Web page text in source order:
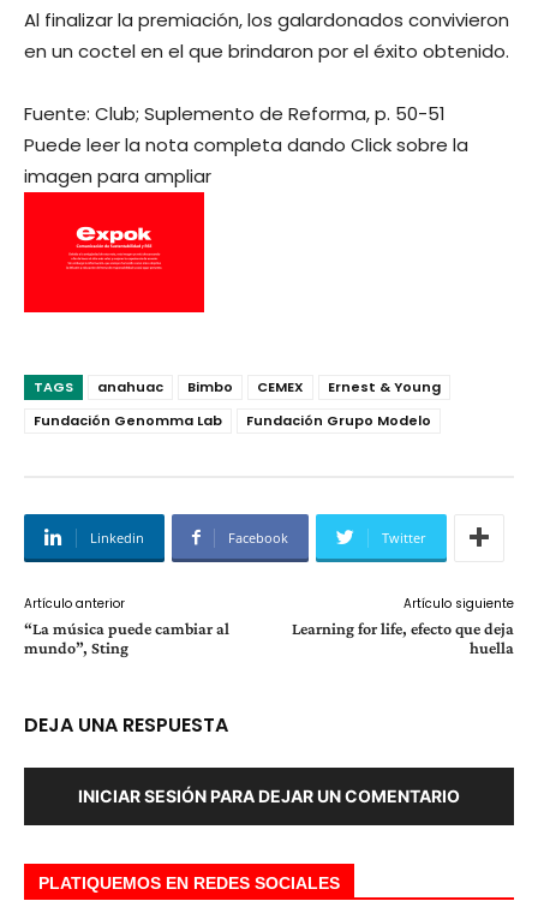
Al finalizar la premiación, los galardonados convivieron
en un coctel en el que brindaron por el éxito obtenido.
Fuente: Club; Suplemento de Reforma, p. 50-51
Puede leer la nota completa dando Click sobre la
imagen para ampliar
TAGS anahuac Bimbo CEMEX
Ernest & Young
Fundación Genomma Lab
Fundación Grupo Modelo
Linkedin Facebook Twitter
Artículo anterior
“La música puede cambiar al
mundo”, Sting
Artículo siguiente
Learning for life, efecto que deja
huella
DEJA UNA RESPUESTA
INICIAR SESIÓN PARA DEJAR UN COMENTARIO
PLATIQUEMOS EN REDES SOCIALES